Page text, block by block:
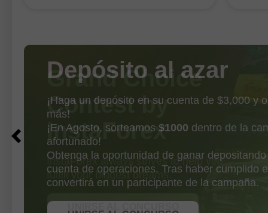
Depósito al azar
¡Haga un depósito en su cuenta de $3,000 y
más!
¡En Agosto, sorteamos $1000 dentro de la
afortunado!
Obtenga la oportunidad de ganar
cuenta de operaciones. Tras haber cumplido
convertirá en un participante de la campaña.
OBTENER BONO